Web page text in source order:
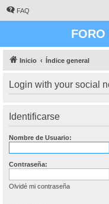
FAQ
Inicio Índice general
Login with your social
Identificarse
Nombre de Usuario:
Contraseña:
Olvidé mi contraseña